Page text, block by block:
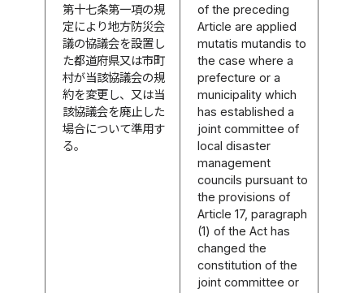
第十七条第一項の規
定により地方防災会
議の協議会を設置し
た都道府県又は市町
村が当該協議会の規
約を変更し、又は当
該協議会を廃止した
場合について準用す
る。
of the preceding
Article are applied
mutatis mutandis to
the case where a
prefecture or a
municipality which
has established a
joint committee of
local disaster
management
councils pursuant to
the provisions of
Article 17, paragraph
(1) of the Act has
changed the
constitution of the
joint committee or